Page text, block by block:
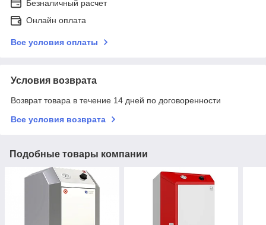
Безналичный расчет
Онлайн оплата
Все условия оплаты
Условия возврата
Возврат товара в течение 14 дней по договоренности
Все условия возврата
Подобные товары компании